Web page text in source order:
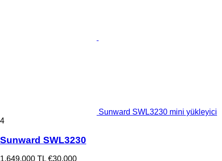
Sunward SWL3230 mini yükleyici
4
Sunward SWL3230
1.649.000 TL €30.000